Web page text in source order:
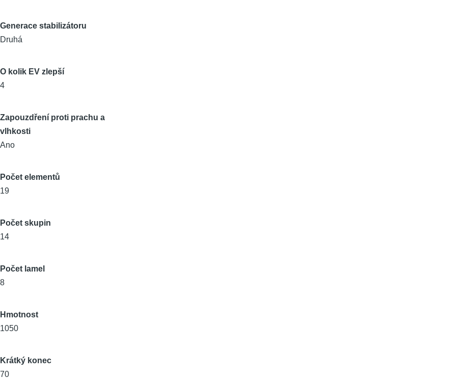
Generace stabilizátoru
Druhá
O kolik EV zlepší
4
Zapouzdření proti prachu a
vlhkosti
Ano
Počet elementů
19
Počet skupin
14
Počet lamel
8
Hmotnost
1050
Krátký konec
70